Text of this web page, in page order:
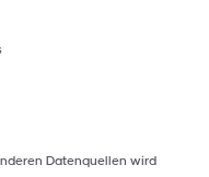
Datenquellen wird